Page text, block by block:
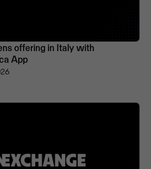
offering in Italy with
App